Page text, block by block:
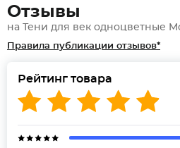
Отзывы
на Тени для век одноцветные
Правила публикации отзывов*
Рейтинг товара